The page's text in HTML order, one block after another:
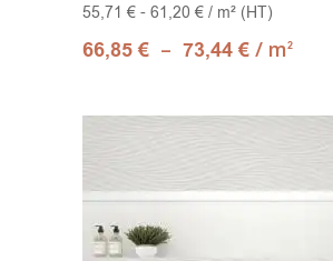
55,71 € - 61,20 € / m² (HT)
66,85€ – 73,44€ / m2